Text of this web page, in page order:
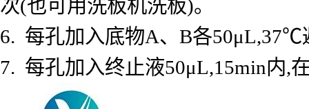
次(也可用洗板机洗板)。
6. 每孔加入底物A、B各50μL,37℃
7. 每孔加入终止液50μL,15min内,